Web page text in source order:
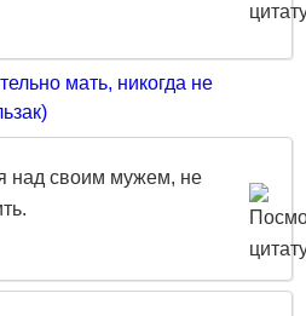
своим мужем, не